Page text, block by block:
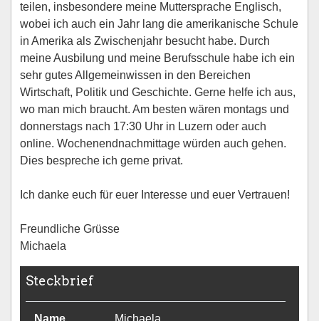
teilen, insbesondere meine Muttersprache Englisch,
wobei ich auch ein Jahr lang die amerikanische Schule
in Amerika als Zwischenjahr besucht habe. Durch
meine Ausbilung und meine Berufsschule habe ich ein
sehr gutes Allgemeinwissen in den Bereichen
Wirtschaft, Politik und Geschichte. Gerne helfe ich aus,
wo man mich braucht. Am besten wären montags und
donnerstags nach 17:30 Uhr in Luzern oder auch
online. Wochenendnachmittage würden auch gehen.
Dies bespreche ich gerne privat.
Ich danke euch für euer Interesse und euer Vertrauen!
Freundliche Grüsse
Michaela
Steckbrief
Name Michaela